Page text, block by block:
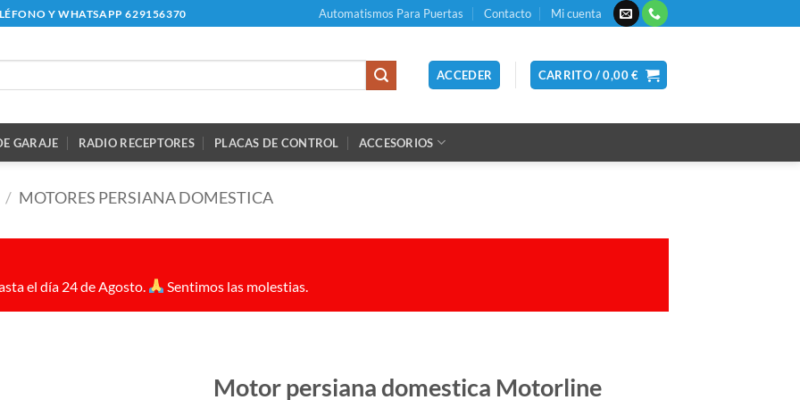
Y WHATSAPP 629156370 Automatismos Para Puertas Contacto Mi cuenta
ACCEDER CARRITO /0,00€
GARAJE RADIO RECEPTORES PLACAS DE CONTROL ACCESORIOS
/ MOTORES PERSIANA DOMESTICA
el día 24 de Agosto.
Sentimos las molestias.
Motor persiana domestica Motorline